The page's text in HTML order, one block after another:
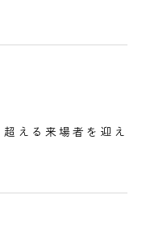
超える来場者を迎え